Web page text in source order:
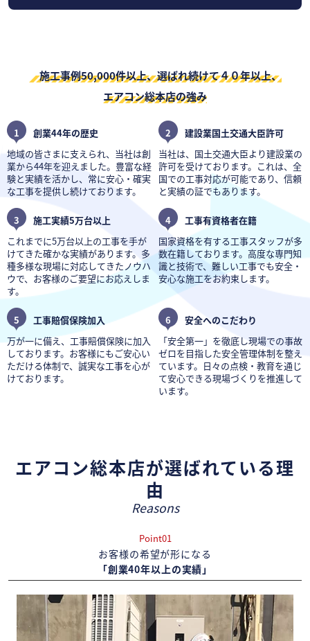
施工事例50,000件以上、選ばれ続けて４０年以上、
エアコン総本店の強み
1
創業44年の歴史
地域の皆さまに支えられ、当社は創
業から44年を迎えました。豊富な経
験と実績を活かし、常に安心・確実
な工事を提供し続けております。
2
建設業国土交通大臣許可
当社は、国土交通大臣より建設業の
許可を受けております。これは、全
国での工事対応が可能であり、信頼
と実績の証でもあります。
3
施工実績5万台以上
これまでに5万台以上の工事を手が
けてきた確かな実績があります。多
種多様な現場に対応してきたノウハ
ウで、お客様のご要望にお応えしま
す。
4
工事有資格者在籍
国家資格を有する工事スタッフが多
数在籍しております。高度な専門知
識と技術で、難しい工事でも安全・
安心な施工をお約束します。
5
工事賠償保険加入
万が一に備え、工事賠償保険に加入
しております。お客様にもご安心い
ただける体制で、誠実な工事を心が
けております。
6
安全へのこだわり
「安全第一」を徹底し現場での事故
ゼロを目指した安全管理体制を整え
ています。日々の点検・教育を通じ
て安心できる現場づくりを推進して
います。
エアコン総本店が選ばれている理
由
Reasons
Point01
お客様の希望が形になる
「創業40年以上の実績」